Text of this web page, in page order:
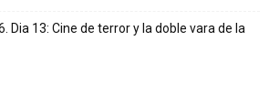
Dia 13: Cine de terror y la doble vara de la